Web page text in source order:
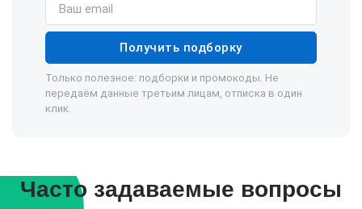
Получить подборку
Только полезное: подборки и промокоды. Не
передаём данные третьим лицам, отписка в один
клик.
Часто задаваемые вопросы